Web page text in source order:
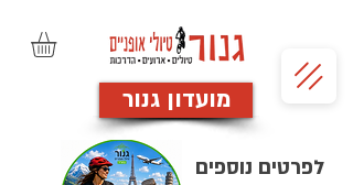
מועדון גנור
לפרטים נוספים